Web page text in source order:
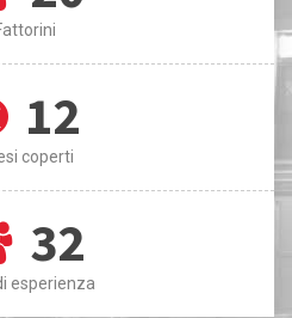
12
coperti
32
esperienza